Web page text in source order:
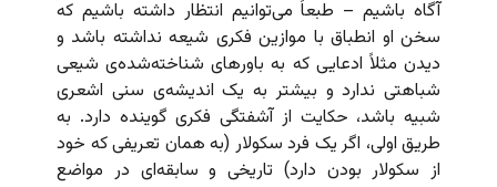
آگاه باشیم – طبعاً می‌توانیم انتظار داشته باشیم که
سخن او انطباق با موازین فکری شیعه نداشته باشد و
دیدن مثلاً ادعایی که به باورهای شناخته‌شده‌ی شیعی
شباهتی ندارد و بیشتر به یک اندیشه‌ی سنی اشعری
شبیه باشد، حکایت از آشفتگی فکری گوینده دارد. به
طریق اولی، اگر یک فرد سکولار (به همان تعریفی که خود
از سکولار بودن دارد) تاریخی و سابقه‌ای در مواضع